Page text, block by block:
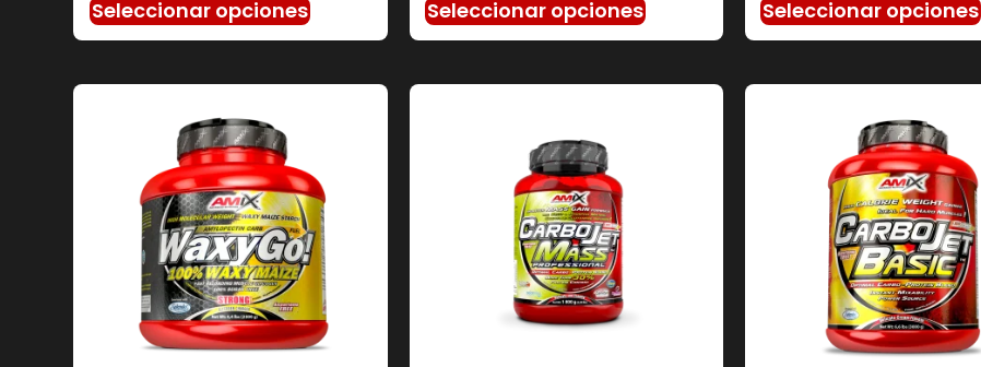
Seleccionar opciones Seleccionar opciones Seleccionar opciones